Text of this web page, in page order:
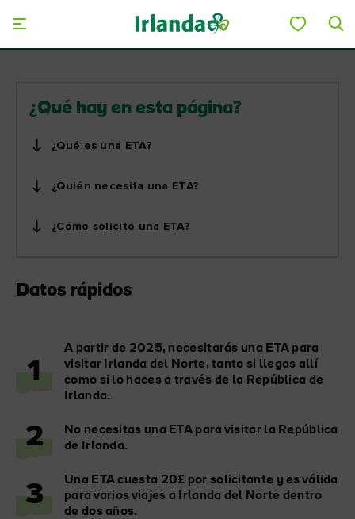
Me gusta
Piedra de Blarney en el
Me gusta
¿Qué hay en esta página?
¿Qué es una ETA?
¿Quién necesita una ETA?
¿Cómo solicito una ETA?
Datos rápidos
1
A partir de 2025, necesitarás una ETA para
visitar Irlanda del Norte, tanto si llegas allí
como si lo haces a través de la República de
Irlanda.
2
No necesitas una ETA para visitar la República
de Irlanda.
3
Una ETA cuesta 20£ por solicitante y es válida
para varios viajes a Irlanda del Norte dentro
de dos años.